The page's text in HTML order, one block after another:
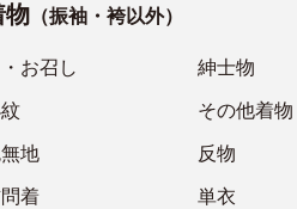
物 （振袖・袴以外）
お召し
地
着
紳士物
その他着物
反物
単衣